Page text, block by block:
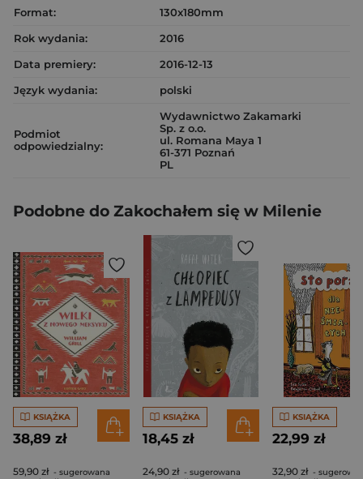
Format:
130x180mm
Rok wydania:
2016
Data premiery:
2016-12-13
Język wydania:
polski
Podmiot
odpowiedzialny:
Wydawnictwo Zakamarki
Sp. z o.o.
ul. Romana Maya 1
61-371 Poznań
PL
Podobne do Zakochałem się w Milenie
KSIĄŻKA
38,89 zł
59,90 zł - sugerowana
KSIĄŻKA
18,45 zł
24,90 zł - sugerowana
KSIĄŻKA
22,99 zł
32,90 zł -